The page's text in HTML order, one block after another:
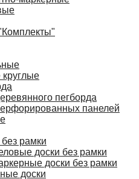
пегборда
панелей
рамки
доски без рамки
доски без рамки
доски